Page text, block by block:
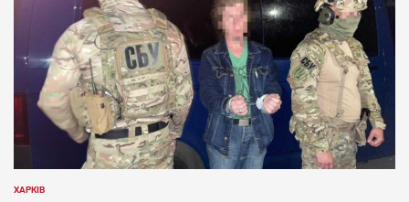
ОПУБЛІКУВАТИ
ХАРКІВ